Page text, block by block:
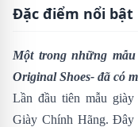
Đặc điểm nổi bật
Một trong những
Original Shoes- đã có
Lần đầu tiên mẫu
Giày Chính Hãng. Đây